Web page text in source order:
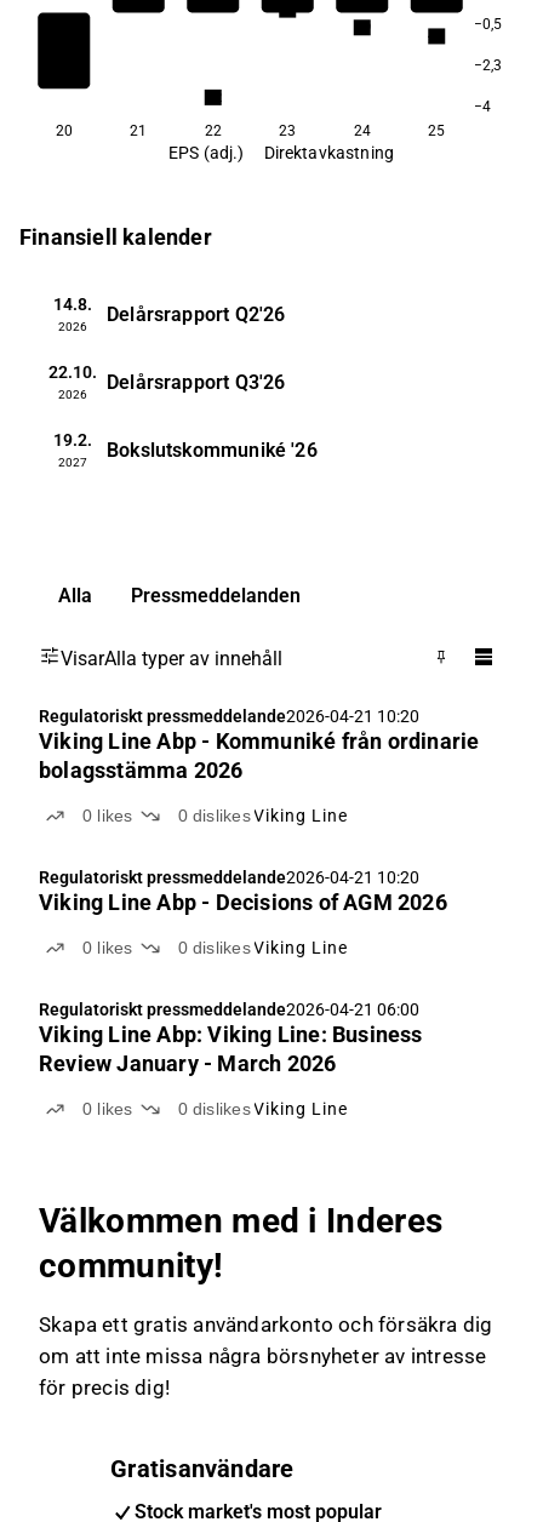
−0,5
−2,3
−4
3,2
5,3
4,9
4,7
20 21 22 23 24 25
EPS (adj.) Direktavkastning
Finansiell kalender
14.8.
2026
Delårsrapport Q2'26
22.10.
2026
Delårsrapport Q3'26
19.2.
2027
Bokslutskommuniké '26
Alla Pressmeddelanden
VisarAlla typer av innehåll
Regulatoriskt pressmeddelande2026-04-21 10:20
Viking Line Abp - Kommuniké från ordinarie
bolagsstämma 2026
0 likes 0 dislikes Viking Line
Regulatoriskt pressmeddelande2026-04-21 10:20
Viking Line Abp - Decisions of AGM 2026
0 likes 0 dislikes Viking Line
Regulatoriskt pressmeddelande2026-04-21 06:00
Viking Line Abp: Viking Line: Business
Review January - March 2026
0 likes 0 dislikes Viking Line
Välkommen med i Inderes
community!
Skapa ett gratis användarkonto och försäkra dig
om att inte missa några börsnyheter av intresse
för precis dig!
Gratisanvändare
Stock market's most popular